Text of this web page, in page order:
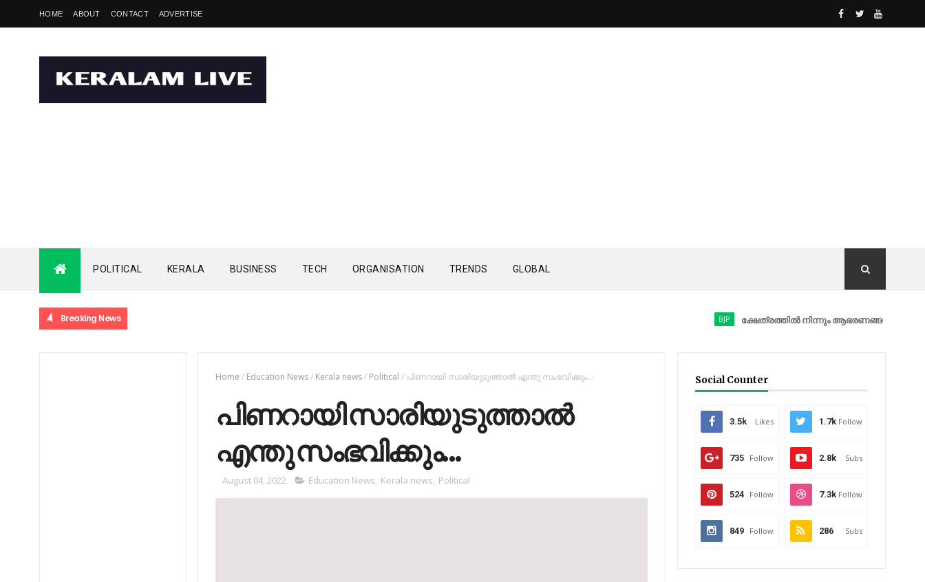
HOME ABOUT CONTACT ADVERTISE
POLITICAL KERALA BUSINESS TECH ORGANISATION TRENDS GLOBAL
Breaking News ക്ഷേത്രത്തിൽ നിന്നും ആഭരണങ്ങൾ കവർന്നു;
Home / Education News/ Kerala news/ Political / പിണറായി സാരിയുടുത്താല്‍ എന്തു സംഭവിക്കും...
പിണറായി സാരിയുടുത്താല്‍
എന്തു സംഭവിക്കും...
August 04, 2022 Education News, Kerala news, Political
Social Counter
3.5k Likes 1.7k Follow
735 Follow 2.8k Subs
524 Follow 7.3k Follow
849 Follow 286 Subs